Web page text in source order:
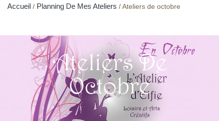
Accueil Planning De Mes Ateliers Ateliers de octobre
Ateliers De
Octobre